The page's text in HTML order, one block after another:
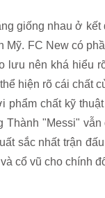
giống nhau ở
Mỹ. FC New có
lưu nên khá hiểu
hiện rõ cái chất
phẩm chất kỹ
Thành "Messi"
sắc nhất trận
cổ vũ cho chính